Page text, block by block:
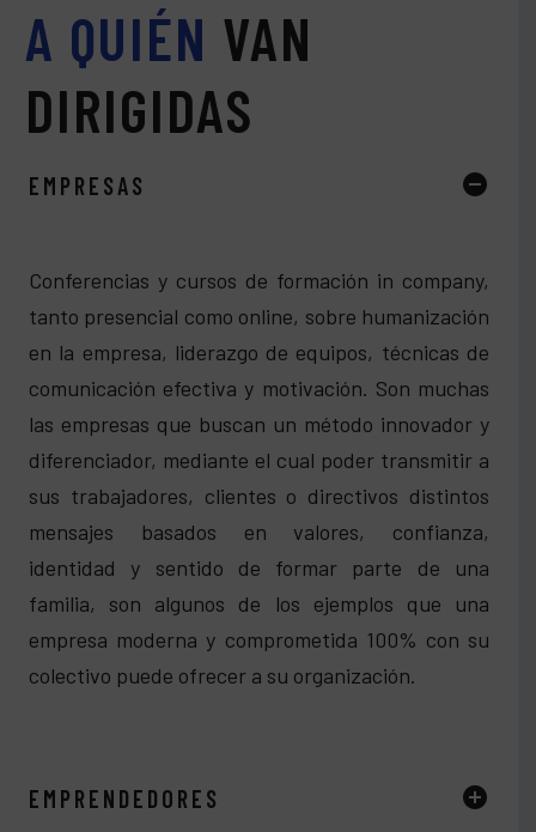
A QUIÉN VAN
DIRIGIDAS
EMPRESAS
Conferencias y cursos de formación in company,
tanto presencial como online, sobre humanización
en la empresa, liderazgo de equipos, técnicas de
comunicación efectiva y motivación. Son muchas
las empresas que buscan un método innovador y
diferenciador, mediante el cual poder transmitir a
sus trabajadores, clientes o directivos distintos
mensajes basados en valores, confianza,
identidad y sentido de formar parte de una
familia, son algunos de los ejemplos que una
empresa moderna y comprometida 100% con su
colectivo puede ofrecer a su organización.
EMPRENDEDORES